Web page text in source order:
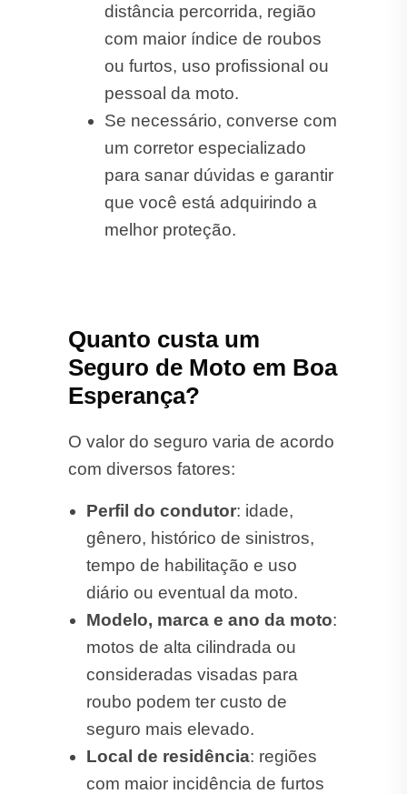
distância percorrida, região
com maior índice de roubos
ou furtos, uso profissional ou
pessoal da moto.
Se necessário, converse com
um corretor especializado
para sanar dúvidas e garantir
que você está adquirindo a
melhor proteção.
Quanto custa um
Seguro de Moto em Boa
Esperança?
O valor do seguro varia de acordo
com diversos fatores:
Perfil do condutor: idade,
gênero, histórico de sinistros,
tempo de habilitação e uso
diário ou eventual da moto.
Modelo, marca e ano da moto:
motos de alta cilindrada ou
consideradas visadas para
roubo podem ter custo de
seguro mais elevado.
Local de residência: regiões
com maior incidência de furtos